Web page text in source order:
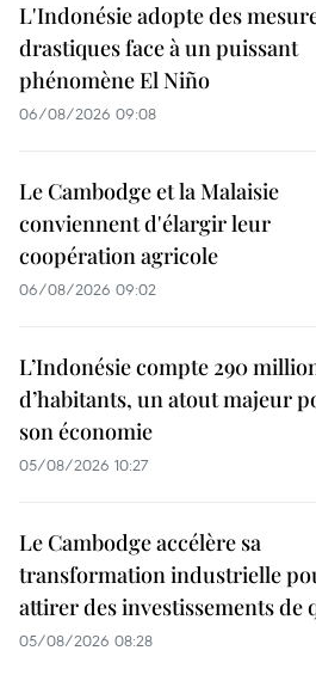
L'Indonésie adopte des
drastiques face à un puissant
phénomène El Niño
06/08/2026 09:08
Le Cambodge et la Malaisie
conviennent d'élargir leur
coopération agricole
06/08/2026 09:02
L’Indonésie compte 290
d’habitants, un atout majeur
son économie
05/08/2026 10:27
Le Cambodge accélère sa
transformation industrielle
attirer des investissements de
05/08/2026 08:28